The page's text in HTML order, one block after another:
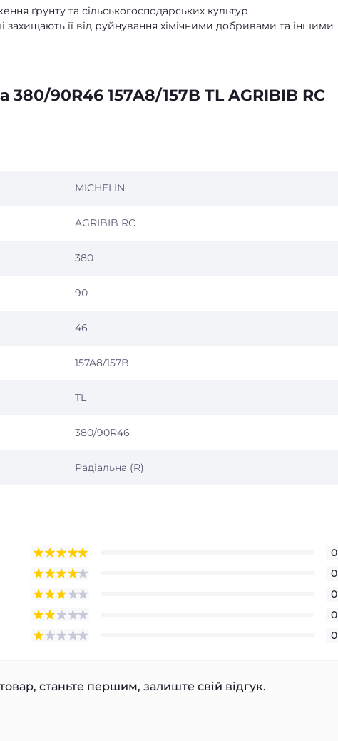
ґрунту та сільськогосподарських культур
захищають її від руйнування хімічними добривами та іншими
90R46 157A8/157B TL AGRIBIB RC
MICHELIN
AGRIBIB RC
380
90
46
157A8/157B
TL
380/90R46
Радіальна (R)
0
0
0
0
0
станьте першим, залиште свій відгук.